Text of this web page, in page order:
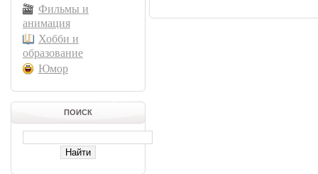
Фильмы и
анимация
Хобби и
образование
Юмор
ПОИСК